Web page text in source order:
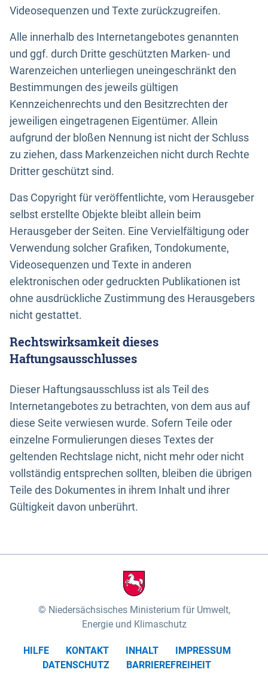
Videosequenzen und Texte zurückzugreifen.
Alle innerhalb des Internetangebotes genannten
und ggf. durch Dritte geschützten Marken- und
Warenzeichen unterliegen uneingeschränkt den
Bestimmungen des jeweils gültigen
Kennzeichenrechts und den Besitzrechten der
jeweiligen eingetragenen Eigentümer. Allein
aufgrund der bloßen Nennung ist nicht der Schluss
zu ziehen, dass Markenzeichen nicht durch Rechte
Dritter geschützt sind.
Das Copyright für veröffentlichte, vom Herausgeber
selbst erstellte Objekte bleibt allein beim
Herausgeber der Seiten. Eine Vervielfältigung oder
Verwendung solcher Grafiken, Tondokumente,
Videosequenzen und Texte in anderen
elektronischen oder gedruckten Publikationen ist
ohne ausdrückliche Zustimmung des Herausgebers
nicht gestattet.
Rechtswirksamkeit dieses
Haftungsausschlusses
Dieser Haftungsausschluss ist als Teil des
Internetangebotes zu betrachten, von dem aus auf
diese Seite verwiesen wurde. Sofern Teile oder
einzelne Formulierungen dieses Textes der
geltenden Rechtslage nicht, nicht mehr oder nicht
vollständig entsprechen sollten, bleiben die übrigen
Teile des Dokumentes in ihrem Inhalt und ihrer
Gültigkeit davon unberührt.
Niedersächsisches Ministerium für Umwelt,
Energie und Klimaschutz
HILFE KONTAKT INHALT
IMPRESSUM
DATENSCHUTZ
BARRIEREFREIHEIT